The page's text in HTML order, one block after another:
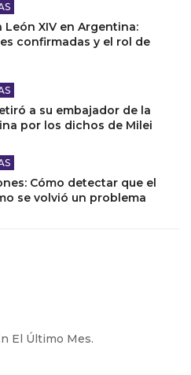
León XIV en Argentina:
confirmadas y el rol de
a su embajador de la
por los dichos de Milei
Cómo detectar que el
se volvió un problema
El Último Mes.